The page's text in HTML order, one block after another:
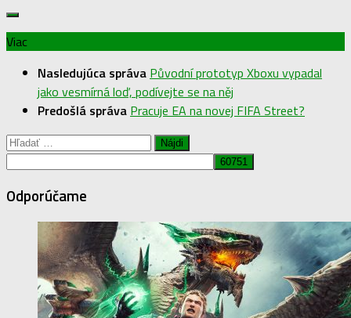
Viac
Nasledujúca správa Původní prototyp Xboxu vypadal
jako vesmírná loď, podívejte se na něj
Predošlá správa Pracuje EA na novej FIFA Street?
Hľadať:
Odporúčame